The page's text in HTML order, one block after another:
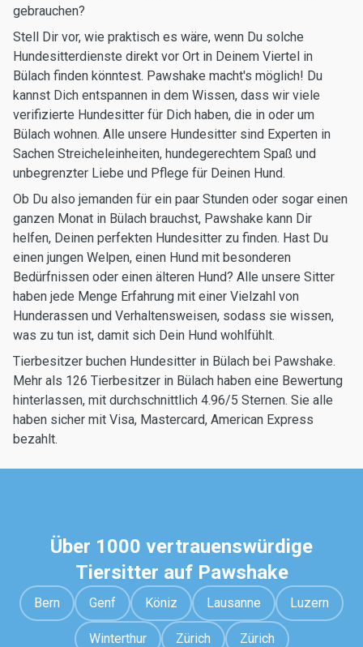
gebrauchen?
Stell Dir vor, wie praktisch es wäre, wenn Du solche
Hundesitterdienste direkt vor Ort in Deinem Viertel in
Bülach finden könntest. Pawshake macht's möglich! Du
kannst Dich entspannen in dem Wissen, dass wir viele
verifizierte Hundesitter für Dich haben, die in oder um
Bülach wohnen. Alle unsere Hundesitter sind Experten in
Sachen Streicheleinheiten, hundegerechtem Spaß und
unbegrenzter Liebe und Pflege für Deinen Hund.
Ob Du also jemanden für ein paar Stunden oder sogar einen
ganzen Monat in Bülach brauchst, Pawshake kann Dir
helfen, Deinen perfekten Hundesitter zu finden. Hast Du
einen jungen Welpen, einen Hund mit besonderen
Bedürfnissen oder einen älteren Hund? Alle unsere Sitter
haben jede Menge Erfahrung mit einer Vielzahl von
Hunderassen und Verhaltensweisen, sodass sie wissen,
was zu tun ist, damit sich Dein Hund wohlfühlt.
Tierbesitzer buchen Hundesitter in Bülach bei Pawshake.
Mehr als 126 Tierbesitzer in Bülach haben eine Bewertung
hinterlassen, mit durchschnittlich 4.96/5 Sternen. Sie alle
haben sicher mit Visa, Mastercard, American Express
bezahlt.
Über 1000 vertrauenswürdige
Tiersitter auf Pawshake
Bern Genf Köniz Lausanne Luzern
Winterthur Zürich Zürich